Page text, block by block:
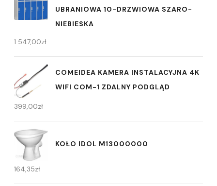
UBRANIOWA 10-DRZWIOWA SZARO-
NIEBIESKA
1 547,00zł
COMEIDEA KAMERA INSTALACYJNA 4K
WIFI COM-1 ZDALNY PODGLĄD
399,00zł
KOŁO IDOL M13000000
164,35zł